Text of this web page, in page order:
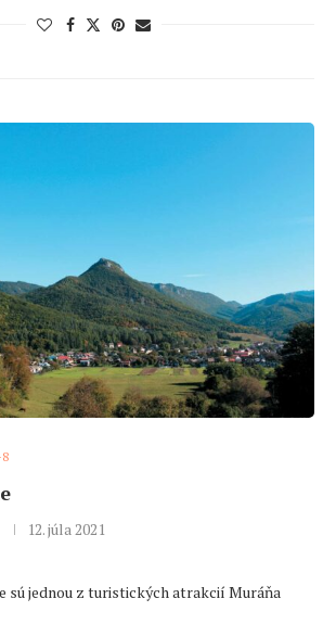
8
12. júla 2021
sú jednou z turistických atrakcií Muráňa